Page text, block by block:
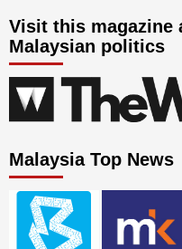
Visit this magazine
Malaysian politics
Malaysia Top News